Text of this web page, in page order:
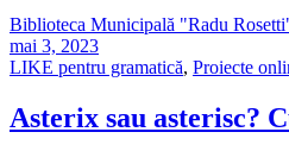
Biblioteca Municipală "Radu
mai 3, 2023
LIKE pentru gramatică, Proiecte
Asterix sau asterisc?